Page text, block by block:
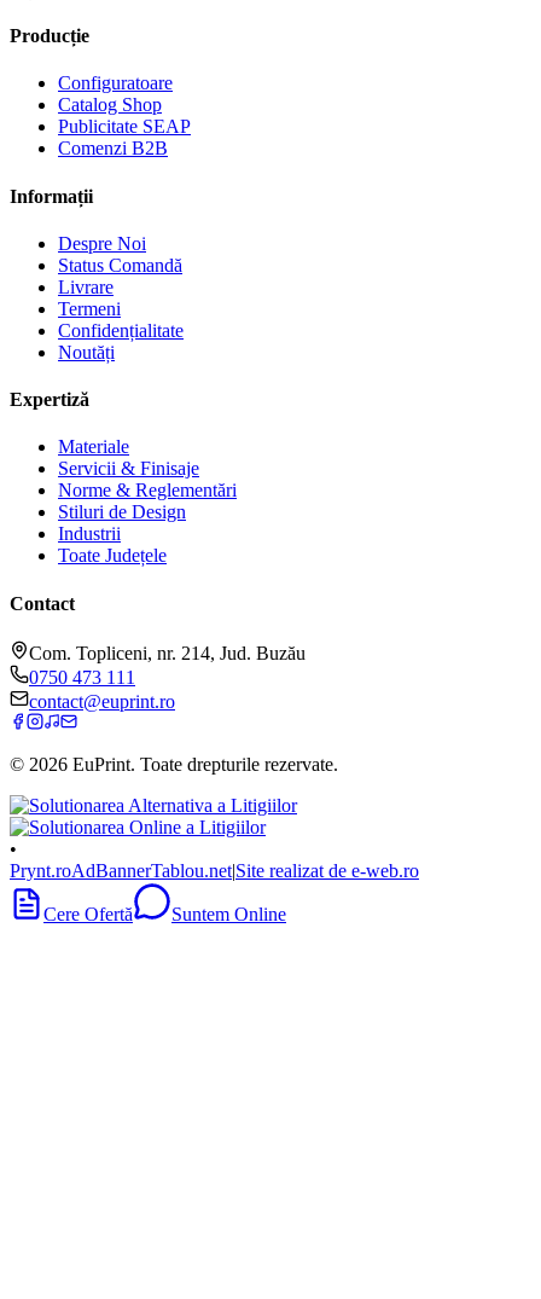
Producție
Configuratoare
Catalog Shop
Publicitate SEAP
Comenzi B2B
Informații
Despre Noi
Status Comandă
Livrare
Termeni
Confidențialitate
Noutăți
Expertiză
Materiale
Servicii & Finisaje
Norme & Reglementări
Stiluri de Design
Industrii
Toate Județele
Contact
Com. Topliceni, nr. 214, Jud. Buzău
0750 473 111
contact@euprint.ro
© 2026 EuPrint. Toate drepturile rezervate.
•
Prynt.roAdBannerTablou.net|Site realizat de e-web.ro
Cere Ofertă Suntem Online